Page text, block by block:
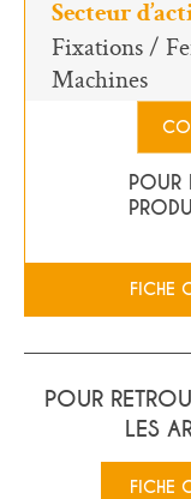
Secteur
Fixations /
Machines
POUR
FICHE
POUR
LES
FICHE